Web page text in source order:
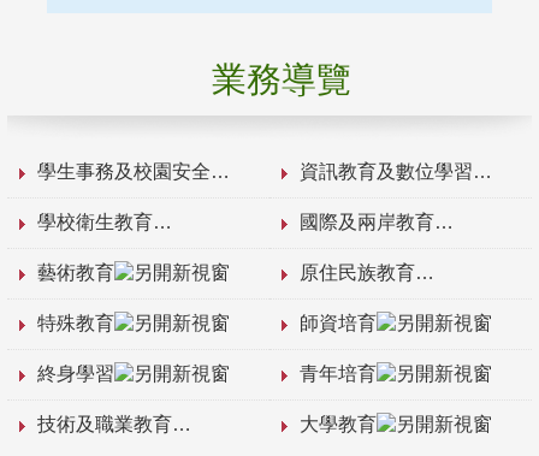
業務導覽
學生事務及校園安全 資訊教育及數位學習
學校衛生教育 國際及兩岸教育
藝術教育 原住民族教育
特殊教育 師資培育
終身學習 青年培育
技術及職業教育 大學教育